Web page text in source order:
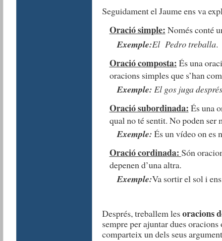
Seguidament el Jaume ens va
Oració simple: Només conté
Exemple:El Pedro treballa.
Oració composta: És una
oracions simples que s’han
Exemple: El gos juga
Oració subordinada: És una
qual no té sentit. No poden ser
Exemple: És un vídeo on es
Oració cordinada: Són
depenen d’una altra.
Exemple:Va sortir el sol i
Després, treballem lesoracions
sempre per ajuntar dues
comparteix un dels seus